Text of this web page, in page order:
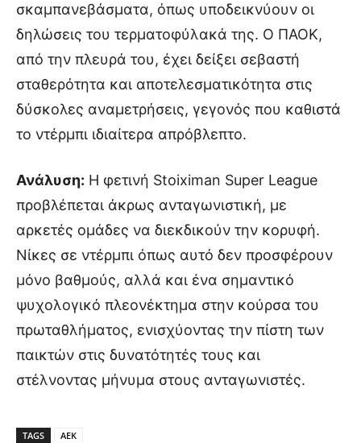
σκαμπανεβάσματα, όπως υποδεικνύουν οι
δηλώσεις του τερματοφύλακά της. Ο ΠΑΟΚ,
από την πλευρά του, έχει δείξει σεβαστή
σταθερότητα και αποτελεσματικότητα στις
δύσκολες αναμετρήσεις, γεγονός που καθιστά
το ντέρμπι ιδιαίτερα απρόβλεπτο.
Ανάλυση: Η φετινή Stoiximan Super League
προβλέπεται άκρως ανταγωνιστική, με
αρκετές ομάδες να διεκδικούν την κορυφή.
Νίκες σε ντέρμπι όπως αυτό δεν προσφέρουν
μόνο βαθμούς, αλλά και ένα σημαντικό
ψυχολογικό πλεονέκτημα στην κούρσα του
πρωταθλήματος, ενισχύοντας την πίστη των
παικτών στις δυνατότητές τους και
στέλνοντας μήνυμα στους ανταγωνιστές.
TAGS ΑΕΚ